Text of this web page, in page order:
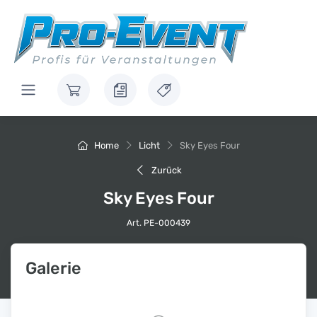
Home Licht Sky Eyes Four
Zurück
Sky Eyes Four
Art. PE-000439
Galerie